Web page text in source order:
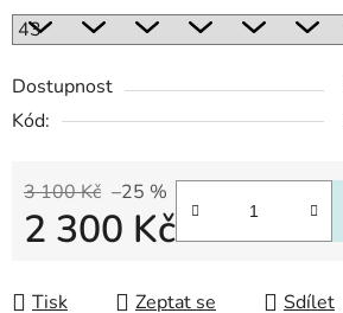
Dostupnost
Kód:
3 100 Kč –25 %
2 300 Kč
Tisk Zeptat se Sdílet